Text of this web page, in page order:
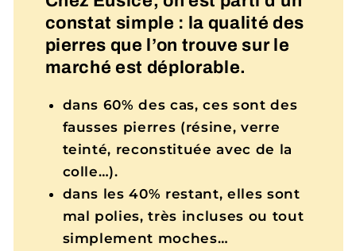
constat simple : la qualité des
pierres que l’on trouve sur le
marché est déplorable.
dans 60% des cas, ces sont des
fausses pierres (résine, verre
teinté, reconstituée avec de la
colle…).
dans les 40% restant, elles sont
mal polies, très incluses ou tout
simplement moches…